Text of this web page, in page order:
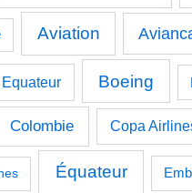
Aviation
Boeing
Colombie Copa
Équateur